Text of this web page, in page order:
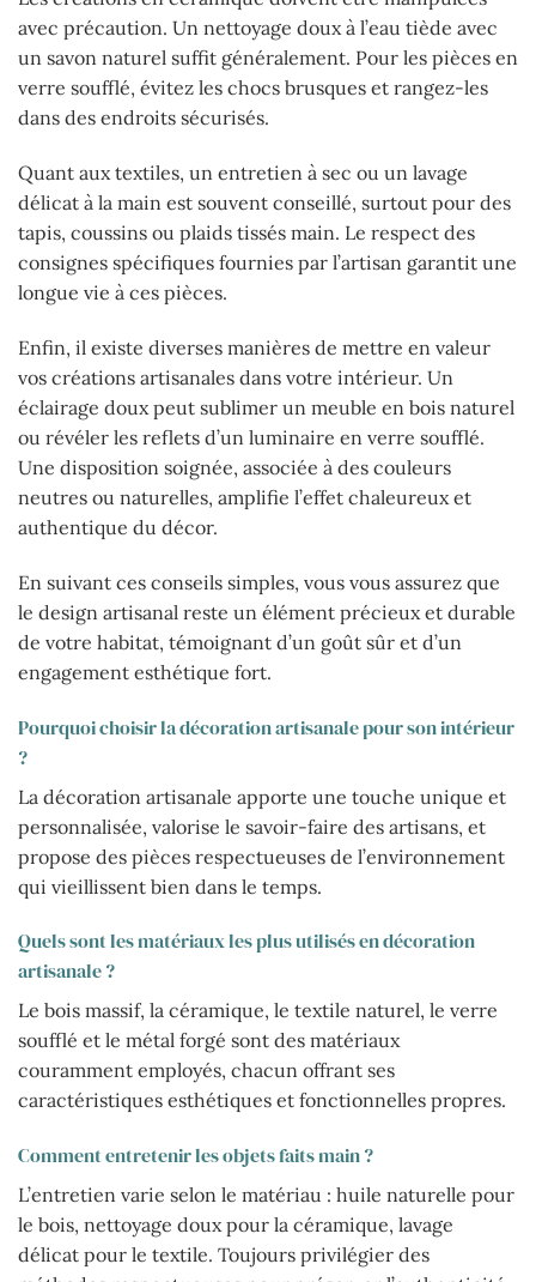
avec précaution. Un nettoyage doux à l’eau tiède avec
un savon naturel suffit généralement. Pour les pièces en
verre soufflé, évitez les chocs brusques et rangez-les
dans des endroits sécurisés.
Quant aux textiles, un entretien à sec ou un lavage
délicat à la main est souvent conseillé, surtout pour des
tapis, coussins ou plaids tissés main. Le respect des
consignes spécifiques fournies par l’artisan garantit une
longue vie à ces pièces.
Enfin, il existe diverses manières de mettre en valeur
vos créations artisanales dans votre intérieur. Un
éclairage doux peut sublimer un meuble en bois naturel
ou révéler les reflets d’un luminaire en verre soufflé.
Une disposition soignée, associée à des couleurs
neutres ou naturelles, amplifie l’effet chaleureux et
authentique du décor.
En suivant ces conseils simples, vous vous assurez que
le design artisanal reste un élément précieux et durable
de votre habitat, témoignant d’un goût sûr et d’un
engagement esthétique fort.
Pourquoi choisir la décoration artisanale pour son intérieur
?
La décoration artisanale apporte une touche unique et
personnalisée, valorise le savoir-faire des artisans, et
propose des pièces respectueuses de l’environnement
qui vieillissent bien dans le temps.
Quels sont les matériaux les plus utilisés en décoration
artisanale ?
Le bois massif, la céramique, le textile naturel, le verre
soufflé et le métal forgé sont des matériaux
couramment employés, chacun offrant ses
caractéristiques esthétiques et fonctionnelles propres.
Comment entretenir les objets faits main ?
L’entretien varie selon le matériau : huile naturelle pour
le bois, nettoyage doux pour la céramique, lavage
délicat pour le textile. Toujours privilégier des